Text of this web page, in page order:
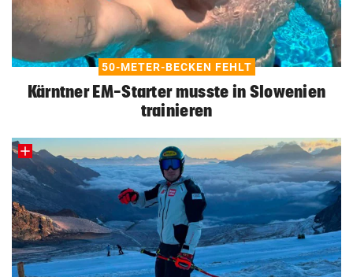
50-METER-BECKEN FEHLT
Kärntner EM-Starter musste in Slowenien
trainieren